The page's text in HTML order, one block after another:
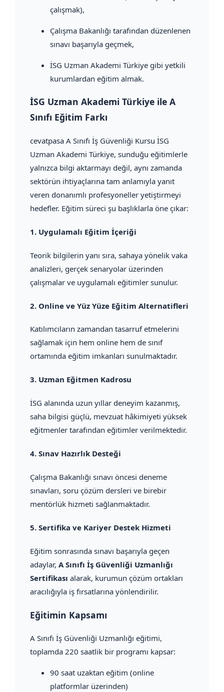
çalışmak),
Çalışma Bakanlığı tarafından düzenlenen
sınavı başarıyla geçmek,
İSG Uzman Akademi Türkiye gibi yetkili
kurumlardan eğitim almak.
İSG Uzman Akademi Türkiye ile A
Sınıfı Eğitim Farkı
cevatpasa A Sınıfı İş Güvenliği Kursu İSG
Uzman Akademi Türkiye, sunduğu eğitimlerle
yalnızca bilgi aktarmayı değil, aynı zamanda
sektörün ihtiyaçlarına tam anlamıyla yanıt
veren donanımlı profesyoneller yetiştirmeyi
hedefler. Eğitim süreci şu başlıklarla öne çıkar:
1. Uygulamalı Eğitim İçeriği
Teorik bilgilerin yanı sıra, sahaya yönelik vaka
analizleri, gerçek senaryolar üzerinden
çalışmalar ve uygulamalı eğitimler sunulur.
2. Online ve Yüz Yüze Eğitim Alternatifleri
Katılımcıların zamandan tasarruf etmelerini
sağlamak için hem online hem de sınıf
ortamında eğitim imkanları sunulmaktadır.
3. Uzman Eğitmen Kadrosu
İSG alanında uzun yıllar deneyim kazanmış,
saha bilgisi güçlü, mevzuat hâkimiyeti yüksek
eğitmenler tarafından eğitimler verilmektedir.
4. Sınav Hazırlık Desteği
Çalışma Bakanlığı sınavı öncesi deneme
sınavları, soru çözüm dersleri ve birebir
mentörlük hizmeti sağlanmaktadır.
5. Sertifika ve Kariyer Destek Hizmeti
Eğitim sonrasında sınavı başarıyla geçen
adaylar, A Sınıfı İş Güvenliği Uzmanlığı
Sertifikası alarak, kurumun çözüm ortakları
aracılığıyla iş fırsatlarına yönlendirilir.
Eğitimin Kapsamı
A Sınıfı İş Güvenliği Uzmanlığı eğitimi,
toplamda 220 saatlik bir programı kapsar:
90 saat uzaktan eğitim (online
platformlar üzerinden)